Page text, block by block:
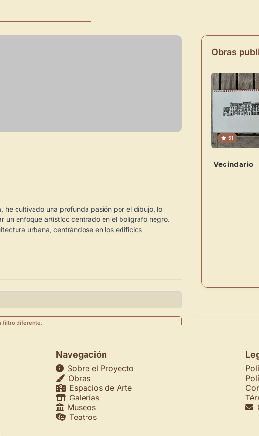
he cultivado una profunda pasión por el dibujo, lo
un enfoque artístico centrado en el bolígrafo negro.
urbana, centrándose en los edificios
entorno
filtro diferente.
Obras
51
Vecindario
Navegación
Sobre el Proyecto
Obras
Espacios de Arte
Galerías
Museos
Teatros